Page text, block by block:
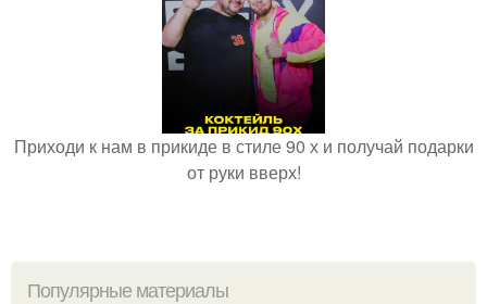
Приходи к нам в прикиде в стиле 90 х и получай подарки
от руки вверх!
Популярные материалы